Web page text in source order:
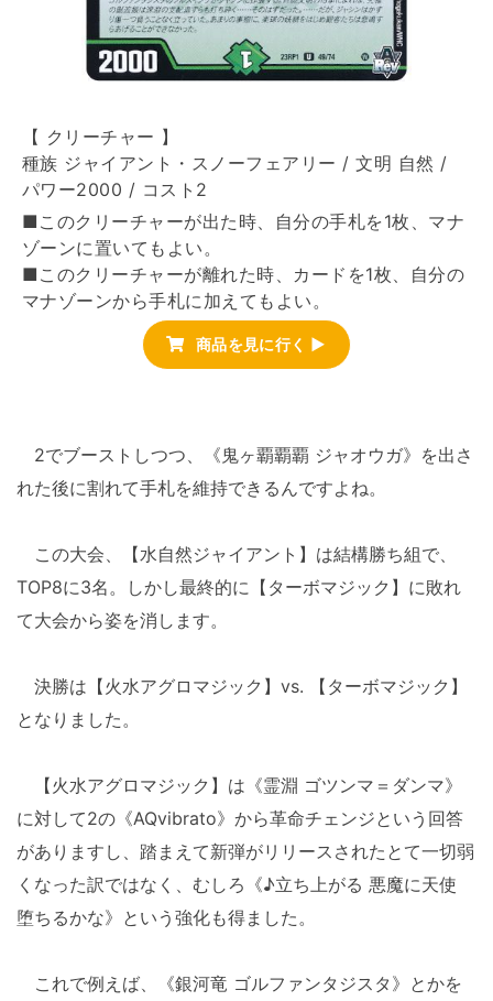
【 クリーチャー 】
種族 ジャイアント・スノーフェアリー / 文明 自然 /
パワー2000 / コスト2
■このクリーチャーが出た時、自分の手札を1枚、マナ
ゾーンに置いてもよい。
■このクリーチャーが離れた時、カードを1枚、自分の
マナゾーンから手札に加えてもよい。
商品を見に行く ▶
2でブーストしつつ、《鬼ヶ覇覇覇 ジャオウガ》を出さ
れた後に割れて手札を維持できるんですよね。
この大会、【水自然ジャイアント】は結構勝ち組で、
TOP8に3名。しかし最終的に【ターボマジック】に敗れ
て大会から姿を消します。
決勝は【火水アグロマジック】vs. 【ターボマジック】
となりました。
【火水アグロマジック】は《霊淵 ゴツンマ＝ダンマ》
に対して2の《AQvibrato》から革命チェンジという回答
がありますし、踏まえて新弾がリリースされたとて一切弱
くなった訳ではなく、むしろ《♪立ち上がる 悪魔に天使
堕ちるかな》という強化も得ました。
これで例えば、《銀河竜 ゴルファンタジスタ》とかを